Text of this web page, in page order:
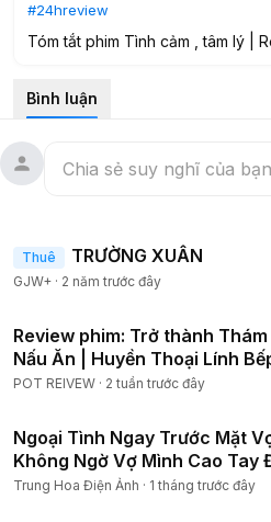
#24hreview
Tóm tắt phim Tình cảm , tâm lý |
tình
#reviewphim
#tinhcam
#tamly
Bình luận
Thuê TRƯỜNG XUÂN
GJW+ · 2 năm trước đây
Review phim: Trở thành
Nấu Ăn | Huyền Thoại Lính
POT REIVEW · 2 tuần trước đây
Ngoại Tình Ngay Trước Mặt
Không Ngờ Vợ Mình Cao Tay
Tài 2026
Trung Hoa Điện Ảnh · 1 tháng trước đây